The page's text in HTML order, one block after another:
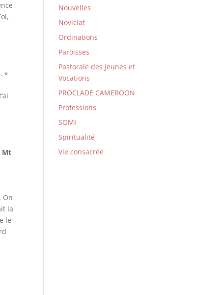
»
Mt
On
la
le
Nouvelles
Noviciat
Ordinations
Paroisses
Pastorale des Jeunes et
Vocations
PROCLADE CAMEROON
Professions
SOMI
Spiritualité
Vie consacrée